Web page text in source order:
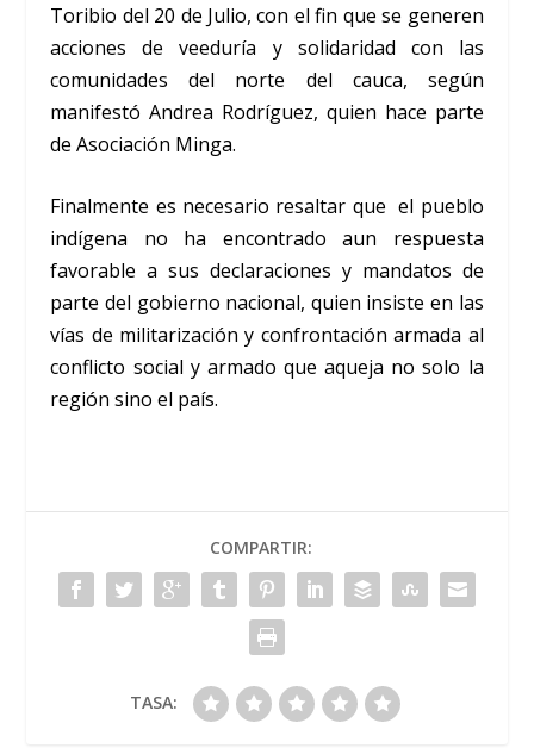
Toribio del 20 de Julio, con el fin que se generen
acciones de veeduría y solidaridad con las
comunidades del norte del cauca, según
manifestó Andrea Rodríguez, quien hace parte
de Asociación Minga.
Finalmente es necesario resaltar que el pueblo
indígena no ha encontrado aun respuesta
favorable a sus declaraciones y mandatos de
parte del gobierno nacional, quien insiste en las
vías de militarización y confrontación armada al
conflicto social y armado que aqueja no solo la
región sino el país.
COMPARTIR:
TASA: